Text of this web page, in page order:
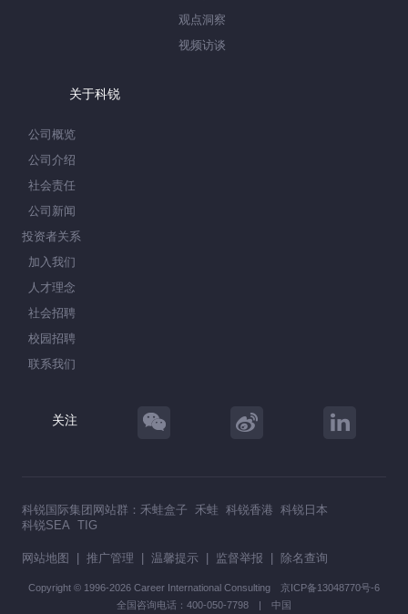
观点洞察
视频访谈
关于科锐
公司概览
公司介绍
社会责任
公司新闻
投资者关系
加入我们
人才理念
社会招聘
校园招聘
联系我们
关注
科锐国际集团网站群： 禾蛙盒子 禾蛙 科锐香港 科锐日本
科锐SEA TIG
网站地图 推广管理 温馨提示 监督举报 除名查询
Copyright © 1996-2026 Career International Consulting 京ICP备13048770号-6
全国咨询电话：400-050-7798 | 中国